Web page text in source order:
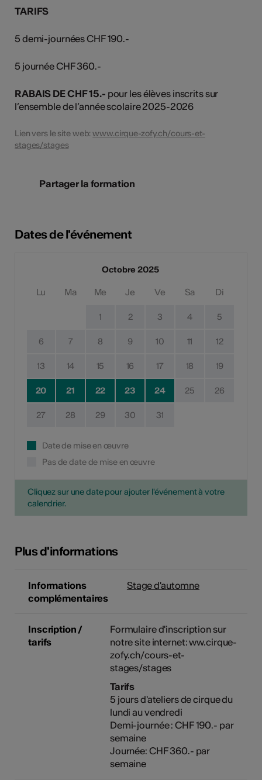
TARIFS
5 demi-journées CHF 190.-
5 journée CHF 360.-
RABAIS DE CHF 15.- pour les élèves inscrits sur
l’ensemble de l’année scolaire 2025-2026
Lien vers le site web:www.cirque-zofy.ch/cours-et-
stages/stages
Partager la formation
Dates de l'événement
Octobre 2025
Lu Ma Me Je Ve Sa Di
1 2 3 4 5
6 7 8 9 10 11 12
13 14 15 16 17 18 19
20 21 22 23 24 25 26
27 28 29 30 31
Date de mise en œuvre
Pas de date de mise en œuvre
Cliquez sur une date pour ajouter l'événement à votre
calendrier.
Plus d'informations
Informations
complémentaires
Stage d'automne
Inscription /
tarifs
Formulaire d'inscription sur
notre site internet: ww.cirque-
zofy.ch/cours-et-
stages/stages
Tarifs
5 jours d'ateliers de cirque du
lundi au vendredi
Demi-journée : CHF 190.- par
semaine
Journée: CHF 360.- par
semaine